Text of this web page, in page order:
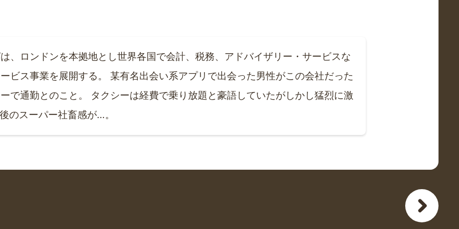
、ロンドンを本拠地とし世界各国で会計、税務、アドバイザリー・サービスな
ビス事業を展開する。 某有名出会い系アプリで出会った男性がこの会社だった
で通勤とのこと。 タクシーは経費で乗り放題と豪語していたがしかし猛烈に激
のスーパー社畜感が…。